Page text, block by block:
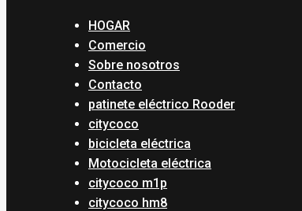
HOGAR
Comercio
Sobre nosotros
Contacto
patinete eléctrico Rooder
citycoco
bicicleta eléctrica
Motocicleta eléctrica
citycoco m1p
citycoco hm8